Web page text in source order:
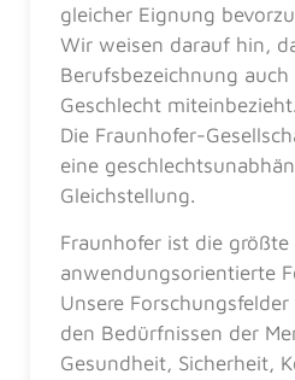
gleicher Eignung
Wir weisen darauf hin,
Berufsbezeichnung
Geschlecht miteinbezieht.
Die Fraunhofer-
eine
Gleichstellung.
Fraunhofer ist die
anwendungsorientierte
Unsere
den Bedürfnissen der
Gesundheit, Sicherheit,